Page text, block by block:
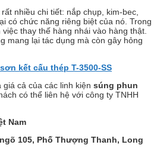
nhiều chi tiết: nắp chụp, kim-bec,
có chức năng riêng biệt của nó. Trong
thay thế hàng nhái vào hàng thật.
mang lại tác dụng mà còn gây hỏng
kết cấu thép T-3500-SS
cả của các linh kiện súng phun
có thể liên hệ với công ty TNHH
Nam
105, Phố Thượng Thanh, Long